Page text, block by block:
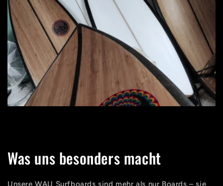
Was uns besonders macht
Unsere WAU Surfboards sind mehr als nur Boards – sie